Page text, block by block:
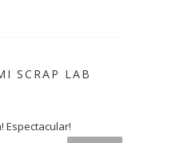
SCRAP LAB
Espectacular!